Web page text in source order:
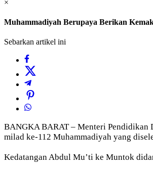
×
Muhammadiyah Berupaya Berikan
Sebarkan artikel ini
BANGKA BARAT – Menteri Pendidikan
milad ke-112 Muhammadiyah yang
Kedatangan Abdul Mu’ti ke Muntok